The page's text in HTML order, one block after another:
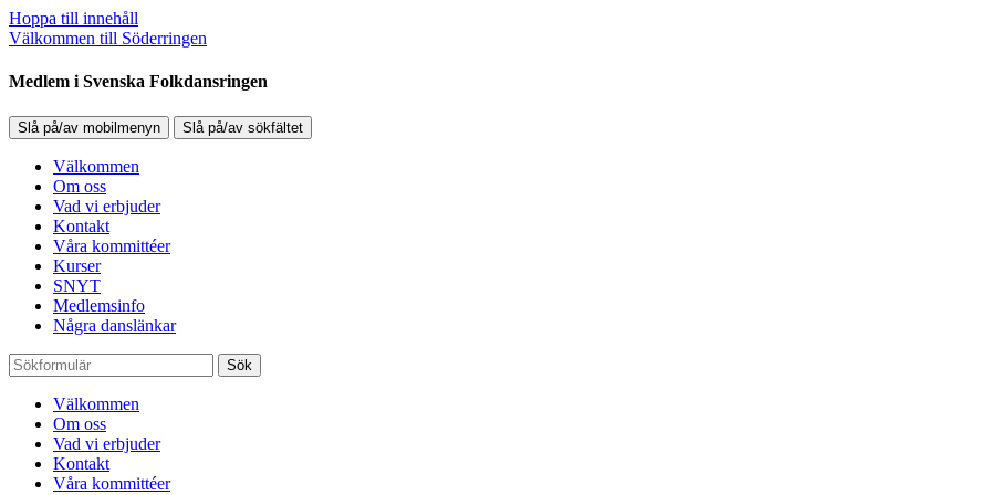
Hoppa till innehåll
Välkommen till Söderringen
Medlem i Svenska Folkdansringen
Slå på/av mobilmenyn Slå på/av sökfältet
Välkommen
Om oss
Vad vi erbjuder
Kontakt
Våra kommittéer
Kurser
SNYT
Medlemsinfo
Några danslänkar
Sök
Välkommen
Om oss
Vad vi erbjuder
Kontakt
Våra kommittéer